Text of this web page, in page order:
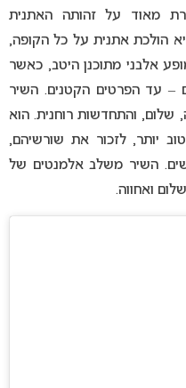
מאוד על זהותה האתנית
הולכת אתנית על כל הקופה,
אלבני מתוכנן היטב, כאשר
– עד הפרטים הקטנים. השיר
שלום, והתחדשות רוחנית. הוא
יותר, לזכור את שורשיהם,
השיר משלב אלמנטים של
ואחווה.